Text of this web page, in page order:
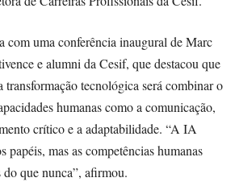
com uma conferência inaugural de Marc
e alumni da Cesif, que destacou que
transformação tecnológica será combinar o
humanas como a comunicação,
crítico e a adaptabilidade. “A IA
papéis, mas as competências humanas
que nunca”, afirmou.